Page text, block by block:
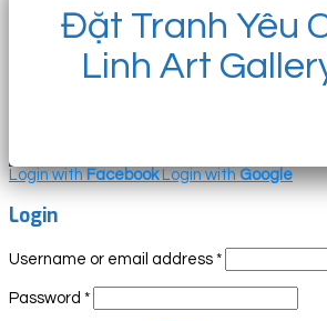
Đặt Tranh Yêu
Linh Art
Login withFacebook Login withGoogle
Login
Username or email address *
Password *